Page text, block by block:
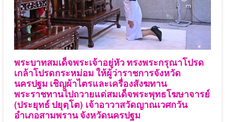
พระบาทสมเด็จพระเจ้าอยู่หัว ทรงพระกรุณาโปรด
เกล้าโปรดกระหม่อม ให้ผู้ว่าราชการจังหวัด
นครปฐม เชิญผ้าไตรและเครื่องสังฆทาน
พระราชทานไปถวายแด่สมเด็จพระพุทธโฆษาจารย์
(ประยุทธ์ ปยุตฺโต) เจ้าอาวาสวัดญาณเวศกวัน
อำเภอสามพราน จังหวัดนครปฐม